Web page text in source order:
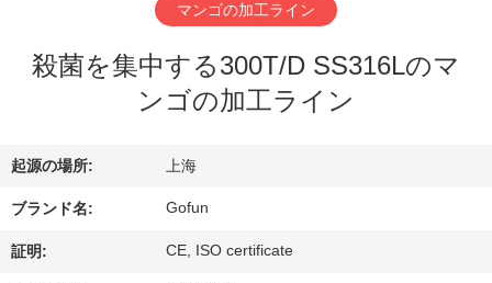
ビ
オ
マンゴの加工ライン
殺菌を集中する300T/D SS316Lのマ
ンゴの加工ライン
起源の場所: 上海
ブランド名: Gofun
証明: CE, ISO certificate